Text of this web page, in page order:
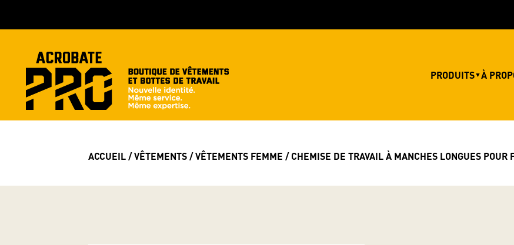
PRODUITS▼À
ACCUEIL/VÊTEMENTS/VÊTEMENTS FEMME / CHEMISE DE TRAVAIL À MANCHES LONGUES POUR